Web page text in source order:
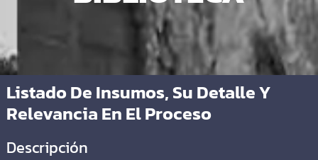
Listado De Insumos, Su Detalle Y
Relevancia En El Proceso
Descripción